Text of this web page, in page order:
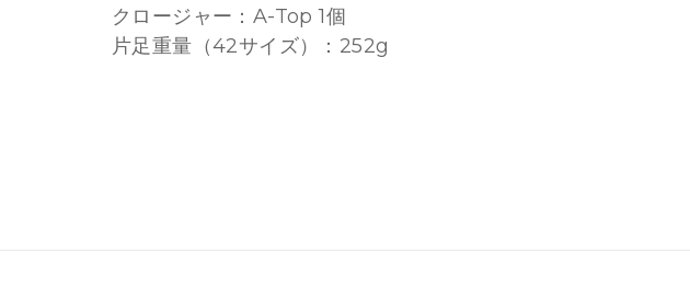
クロージャー：A-Top 1個
片足重量（42サイズ）：252g